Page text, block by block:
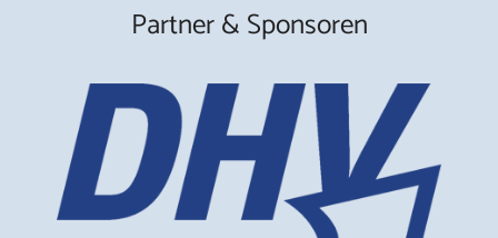
Partner & Sponsoren